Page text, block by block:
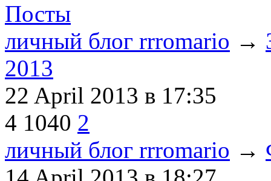
Посты
личный блог rrromario →
2013
22 April 2013 в 17:35
4 1040 2
личный блог rrromario →